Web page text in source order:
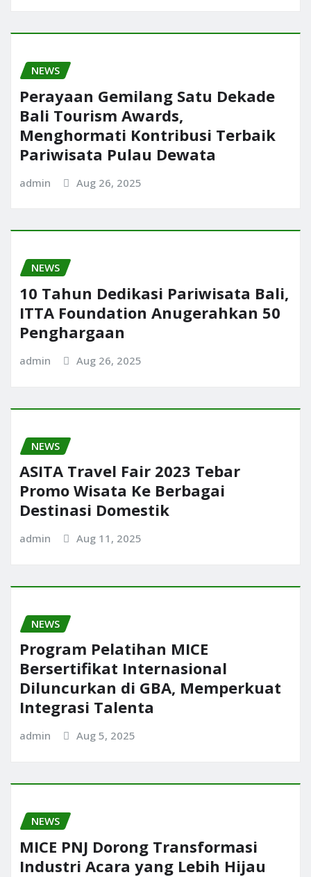
NEWS
Perayaan Gemilang Satu Dekade
Bali Tourism Awards,
Menghormati Kontribusi Terbaik
Pariwisata Pulau Dewata
admin Aug 26, 2025
NEWS
10 Tahun Dedikasi Pariwisata Bali,
ITTA Foundation Anugerahkan 50
Penghargaan
admin Aug 26, 2025
NEWS
ASITA Travel Fair 2023 Tebar
Promo Wisata Ke Berbagai
Destinasi Domestik
admin Aug 11, 2025
NEWS
Program Pelatihan MICE
Bersertifikat Internasional
Diluncurkan di GBA, Memperkuat
Integrasi Talenta
admin Aug 5, 2025
NEWS
MICE PNJ Dorong Transformasi
Industri Acara yang Lebih Hijau